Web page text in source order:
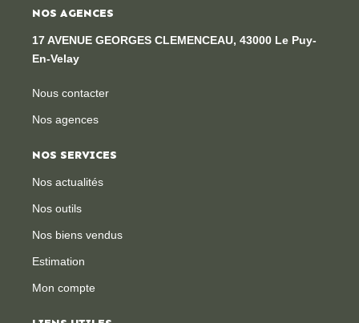
NOS AGENCES
17 AVENUE GEORGES CLEMENCEAU, 43000 Le Puy-
En-Velay
Nous contacter
Nos agences
NOS SERVICES
Nos actualités
Nos outils
Nos biens vendus
Estimation
Mon compte